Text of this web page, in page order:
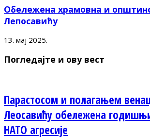
Обележена храмовна и
Лепосавићу
13. мај 2025.
Погледајте и ову вест
Парастосом и полагањем
Леосавићу обележена
НАТО агресије